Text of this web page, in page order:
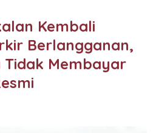
Kembali
Berlangganan,
Membayar